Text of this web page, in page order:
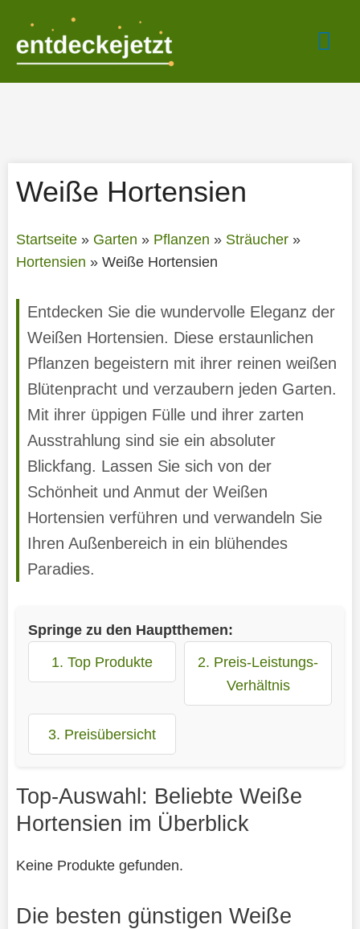
springen
Weiße Hortensien
Startseite» Garten » Pflanzen » Sträucher»
Hortensien » Weiße Hortensien
Entdecken Sie die wundervolle Eleganz der
Weißen Hortensien. Diese erstaunlichen
Pflanzen begeistern mit ihrer reinen weißen
Blütenpracht und verzaubern jeden Garten.
Mit ihrer üppigen Fülle und ihrer zarten
Ausstrahlung sind sie ein absoluter
Blickfang. Lassen Sie sich von der
Schönheit und Anmut der Weißen
Hortensien verführen und verwandeln Sie
Ihren Außenbereich in ein blühendes
Paradies.
Springe zu den Hauptthemen:
1. Top Produkte
2. Preis-Leistungs-
Verhältnis
3. Preisübersicht
Top-Auswahl: Beliebte Weiße
Hortensien im Überblick
Keine Produkte gefunden.
Die besten günstigen Weiße